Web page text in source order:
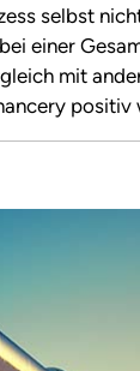
selbst
einer
mit
positiv